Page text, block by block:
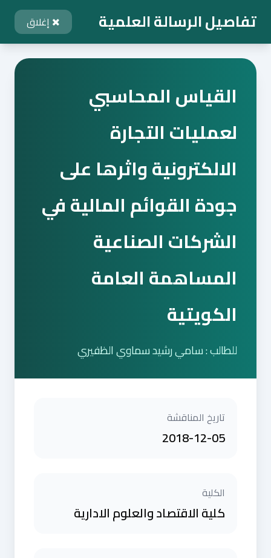
تفاصيل الرسالة العلمية
القياس المحاسبي
لعمليات التجارة
الالكترونية واثرها على
جودة القوائم المالية في
الشركات الصناعية
المساهمة العامة
الكويتية
للطالب : سامي رشيد سماوي الظفيري
تاريخ المناقشة
2018-12-05
الكلية
كلية الاقتصاد والعلوم الادارية